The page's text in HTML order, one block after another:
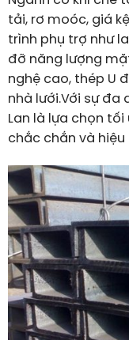
tải, rơ moóc, giá
trình phụ trợ như
đỡ năng lượng
nghệ cao, thép U
nhà lưới.Với sự đa
Lan là lựa chọn
chắc chắn và hiệu